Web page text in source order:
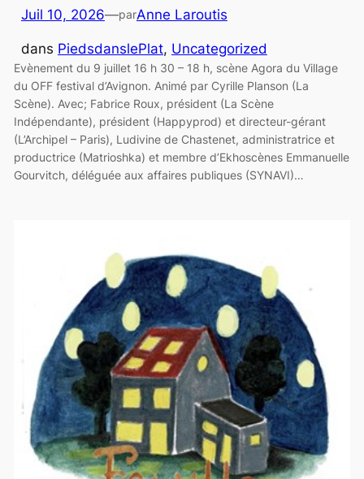
Juil 10, 2026—parAnne Laroutis
dans PiedsdanslePlat, Uncategorized
Evènement du 9 juillet 16 h 30 – 18 h, scène Agora du Village
du OFF festival d’Avignon. Animé par Cyrille Planson (La
Scène). Avec; Fabrice Roux, président (La Scène
Indépendante), président (Happyprod) et directeur-gérant
(L’Archipel – Paris), Ludivine de Chastenet, administratrice et
productrice (Matrioshka) et membre d’Ekhoscènes Emmanuelle
Gourvitch, déléguée aux affaires publiques (SYNAVI)…